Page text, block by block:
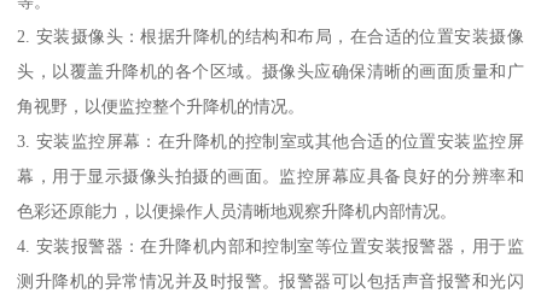
2. 安装摄像头：根据升降机的结构和布局，在合适的位置安装摄像
头，以覆盖升降机的各个区域。摄像头应确保清晰的画面质量和广
角视野，以便监控整个升降机的情况。
3. 安装监控屏幕：在升降机的控制室或其他合适的位置安装监控屏
幕，用于显示摄像头拍摄的画面。监控屏幕应具备良好的分辨率和
色彩还原能力，以便操作人员清晰地观察升降机内部情况。
4. 安装报警器：在升降机内部和控制室等位置安装报警器，用于监
测升降机的异常情况并及时报警。报警器可以包括声音报警和光闪